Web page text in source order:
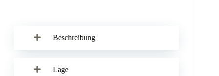
Beschreibung
Lage